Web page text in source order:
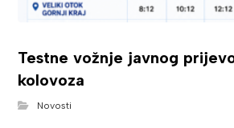
Testne vožnje javnog
kolovoza
Novosti